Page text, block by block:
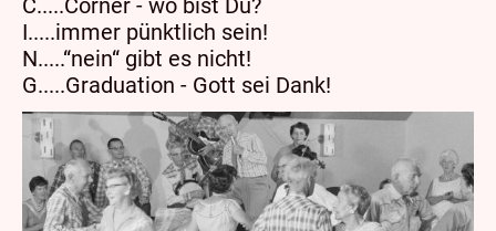
C.....Corner - wo bist Du?
I.....immer pünktlich sein!
N.....“nein“ gibt es nicht!
G.....Graduation - Gott sei Dank!